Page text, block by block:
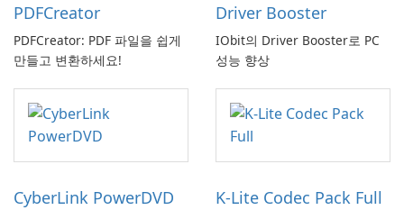
PDFCreator
PDFCreator: PDF 파일을 쉽게
만들고 변환하세요!
Driver Booster
IObit의 Driver Booster로 PC
성능 향상
CyberLink PowerDVD K-Lite Codec Pack Full